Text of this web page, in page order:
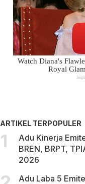
ARTIKEL TERPOPULER
Adu Kinerja
BREN, BRPT,
2026
Adu Laba 5